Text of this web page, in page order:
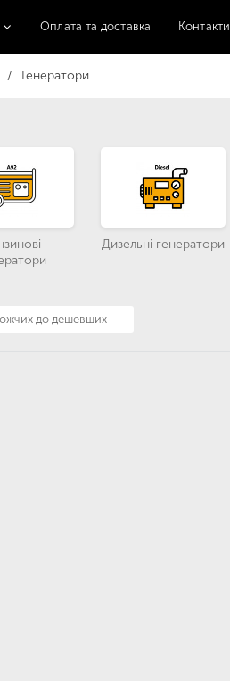
Оплата та доставка Контакти
Генератори
Дизельні генератори
до дешевших